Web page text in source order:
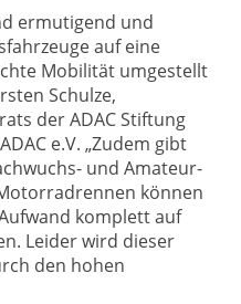
ermutigend und
auf eine
Mobilität umgestellt
Schulze,
der ADAC Stiftung
e.V. „Zudem gibt
und Amateur-
können
komplett auf
Leider wird dieser
den hohen